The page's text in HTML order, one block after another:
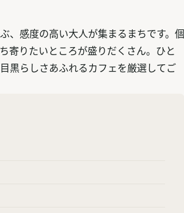
、感度の高い大人が集まるまちです。個
寄りたいところが盛りだくさん。ひと
黒らしさあふれるカフェを厳選してご